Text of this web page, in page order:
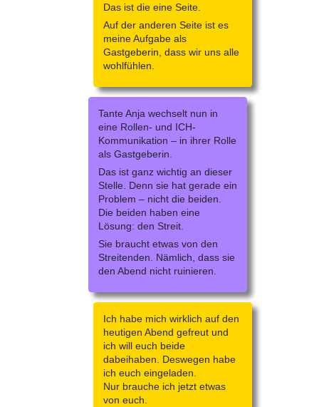
Das ist die eine Seite.
Auf der anderen Seite ist es
meine Aufgabe als
Gastgeberin, dass wir uns alle
wohlfühlen.
Tante Anja wechselt nun in
eine Rollen- und ICH-
Kommunikation – in ihrer Rolle
als Gastgeberin.
Das ist ganz wichtig an dieser
Stelle. Denn sie hat gerade ein
Problem – nicht die beiden.
Die beiden haben eine
Lösung: den Streit.
Sie braucht etwas von den
Streitenden. Nämlich, dass sie
den Abend nicht ruinieren.
Ich habe mich wirklich auf den
heutigen Abend gefreut und
ich will euch beide
dabeihaben. Deswegen habe
ich euch eingeladen.
Nur brauche ich jetzt etwas
von euch.